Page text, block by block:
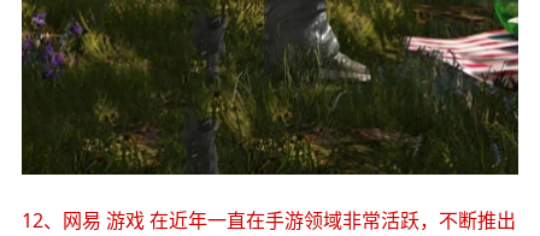
12、网易 游戏 在近年一直在手游领域非常活跃，不断推出